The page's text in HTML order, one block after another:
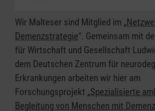
Wir Malteser sind Mitglied im „
Demenzstrategie“. Gemeinsam mit
für Wirtschaft und Gesellschaft
dem Deutschen Zentrum für
Erkrankungen arbeiten wir hier am
Forschungsprojekt „Spezialisierte
Begleitung von Menschen mit